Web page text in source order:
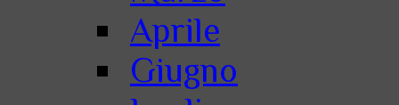
Aprile
Giugno